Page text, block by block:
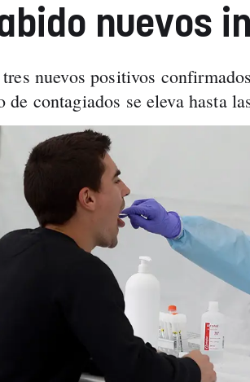
nuevos
nuevos positivos
de contagiados se eleva hasta